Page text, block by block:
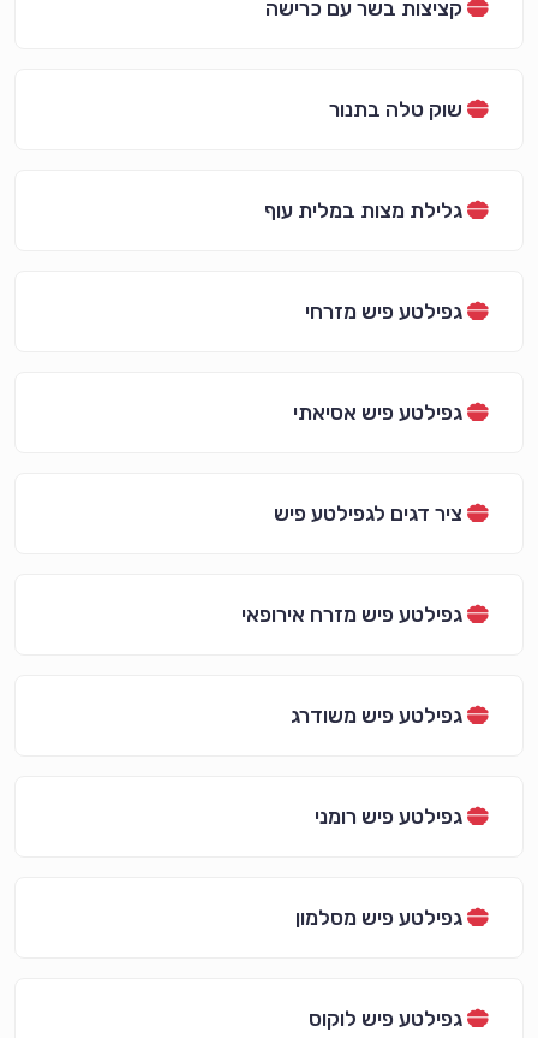
קציצות בשר עם כרישה
שוק טלה בתנור
גלילת מצות במלית עוף
גפילטע פיש מזרחי
גפילטע פיש אסיאתי
ציר דגים לגפילטע פיש
גפילטע פיש מזרח אירופאי
גפילטע פיש משודרג
גפילטע פיש רומני
גפילטע פיש מסלמון
גפילטע פיש לוקוס